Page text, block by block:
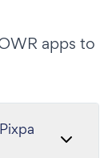
apps to